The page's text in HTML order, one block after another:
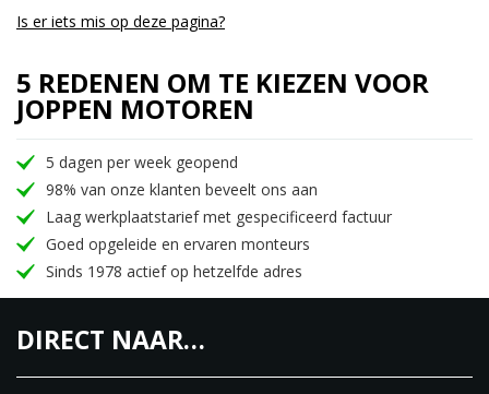
Is er iets mis op deze pagina?
5 REDENEN OM TE KIEZEN VOOR
JOPPEN MOTOREN
5 dagen per week geopend
98% van onze klanten beveelt ons aan
Laag werkplaatstarief met gespecificeerd factuur
Goed opgeleide en ervaren monteurs
Sinds 1978 actief op hetzelfde adres
DIRECT NAAR…